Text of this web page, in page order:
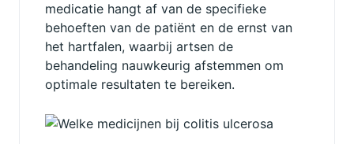
medicatie hangt af van de specifieke
behoeften van de patiënt en de ernst van
het hartfalen, waarbij artsen de
behandeling nauwkeurig afstemmen om
optimale resultaten te bereiken.